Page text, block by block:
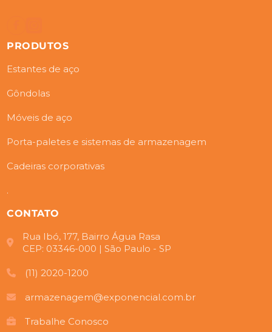
PRODUTOS
Estantes de aço
Gôndolas
Móveis de aço
Porta-paletes e sistemas de armazenagem
Cadeiras corporativas
.
CONTATO
Rua Ibó, 177, Bairro Água Rasa
CEP: 03346-000 | São Paulo - SP
(11) 2020-1200
armazenagem@exponencial.com.br
Trabalhe Conosco